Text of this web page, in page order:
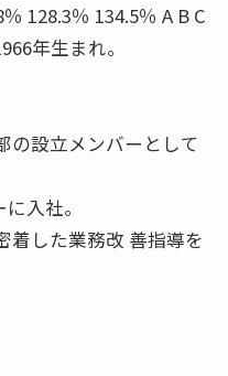
128.3％ 134.5％ A B C
年生まれ。
の設立メンバーとして
入社。
着した業務改 善指導を